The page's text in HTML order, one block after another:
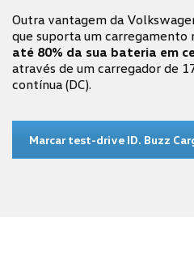
Outra vantagem da
que suporta um carregamento
até 80% da sua bateria em
através de um carregador de
contínua (DC).
Marcar test-drive ID. Buzz